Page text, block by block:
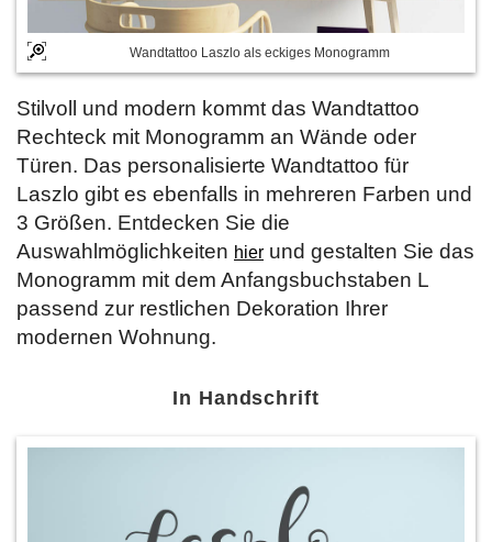
Wandtattoo Laszlo als eckiges Monogramm
Stilvoll und modern kommt das Wandtattoo
Rechteck mit Monogramm an Wände oder
Türen. Das personalisierte Wandtattoo für
Laszlo gibt es ebenfalls in mehreren Farben und
3 Größen. Entdecken Sie die
Auswahlmöglichkeiten hier und gestalten Sie das
Monogramm mit dem Anfangsbuchstaben L
passend zur restlichen Dekoration Ihrer
modernen Wohnung.
In Handschrift